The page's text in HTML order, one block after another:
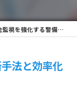
を強化する警備の最新手法と効率化の具体策
法と効率化